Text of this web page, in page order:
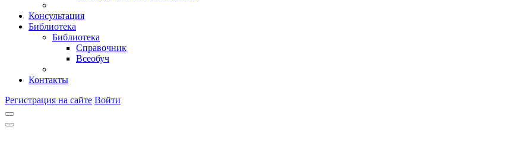
Консультация
Библиотека
Библиотека
Справочник
Всеобуч
Контакты
Регистрация на сайте Войти